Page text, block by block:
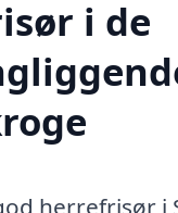
i de
herrefrisør i